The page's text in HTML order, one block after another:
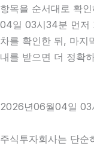
항목을 순서대로 확
04일 03시34분 먼저
차를 확인한 뒤, 마지
내를 받으면 더 정확
2026년06월04일 03
주식투자회사는 단순